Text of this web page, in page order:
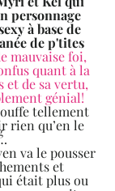
personnage
à base de
de p'tites
mauvaise foi,
quant à la
et de sa vertu,
génial!
tellement
rien qu’en le
va le pousser
et
était plus ou